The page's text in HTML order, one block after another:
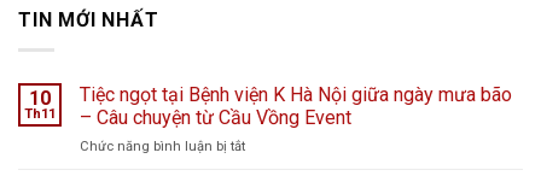
TIN MỚI NHẤT
10
Th11
Tiệc ngọt tại Bệnh viện K Hà Nội giữa ngày mưa bão
– Câu chuyện từ Cầu Vồng Event
Chức năng bình luận bị tắtở